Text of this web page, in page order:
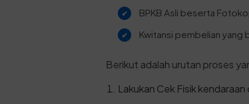
BPKB Asli beserta
Kwitansi pembelian yang
Berikut adalah urutan proses
Lakukan Cek Fisik kendaraan